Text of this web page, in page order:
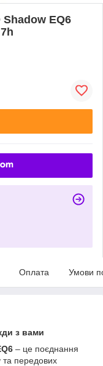
Shadow EQ6
Оплата Умови
з вами
– це поєднання
та передових